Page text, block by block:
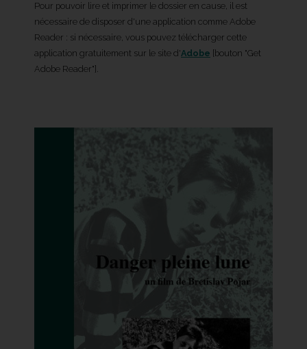
Pour pouvoir lire et imprimer le dossier en cause, il est
nécessaire de disposer d'une application comme Adobe
Reader : si nécessaire, vous pouvez télécharger cette
application gratuitement sur le site d'Adobe [bouton "Get
Adobe Reader"].